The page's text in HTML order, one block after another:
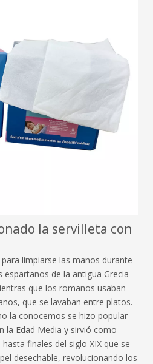
la servilleta con
limpiarse las manos durante
de la antigua Grecia
que los romanos usaban
que se lavaban entre platos.
la conocemos se hizo popular
la Edad Media y sirvió como
finales del siglo XIX que se
desechable, revolucionando los